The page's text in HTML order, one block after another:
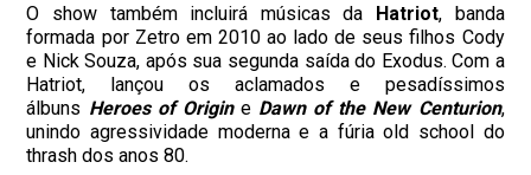
O show também incluirá músicas da Hatriot, banda
formada por Zetro em 2010 ao lado de seus filhos Cody
e Nick Souza, após sua segunda saída do Exodus. Com a
Hatriot, lançou os aclamados e pesadíssimos
álbuns Heroes of Origine Dawn of the New Centurion,
unindo agressividade moderna e a fúria old school do
thrash dos anos 80.